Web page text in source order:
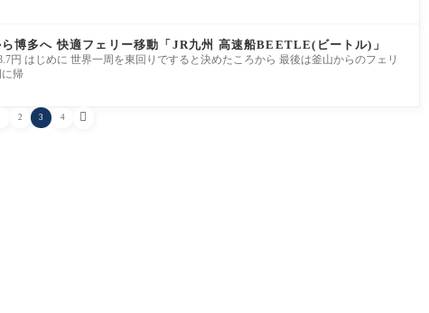
ら博多へ 快適フェリー移動「JR九州 高速船BEETLE(ビートル)」
円 はじめに 世界一周を東回りですると決めたころから 最後は釜山からのフェリ
帰
2 3 4 